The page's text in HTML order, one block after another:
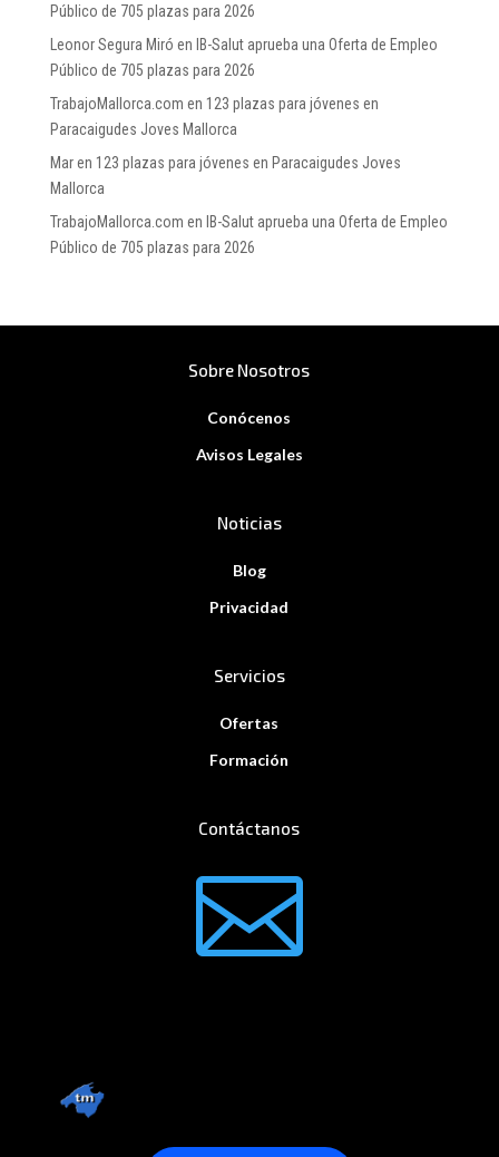
Público de 705 plazas para 2026
Leonor Segura Miró en IB-Salut aprueba una Oferta de Empleo
Público de 705 plazas para 2026
TrabajoMallorca.com en 123 plazas para jóvenes en
Paracaigudes Joves Mallorca
Maren 123 plazas para jóvenes en Paracaigudes Joves
Mallorca
TrabajoMallorca.com en IB-Salut aprueba una Oferta de Empleo
Público de 705 plazas para 2026
Sobre Nosotros
Conócenos
Avisos Legales
Noticias
Blog
Privacidad
Servicios
Ofertas
Formación
Contáctanos
